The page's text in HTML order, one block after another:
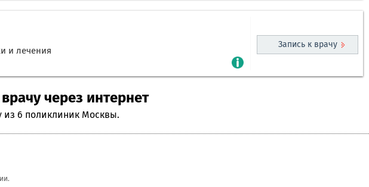
и лечения
Запись к врачу
через интернет
из 6 поликлиник Москвы.